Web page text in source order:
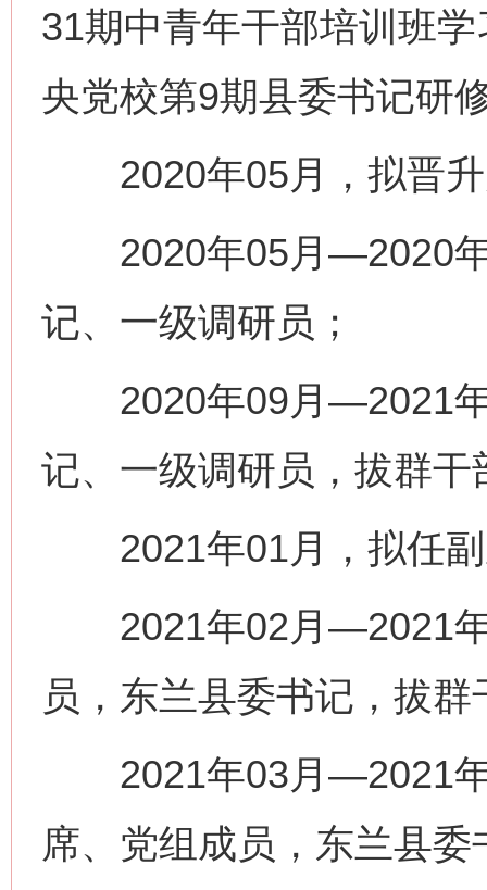
31期中青年干部培训班
央党校第9期县委书记研
2020年05月，拟晋升
2020年05月—2020年
记、一级调研员；
2020年09月—2021年
记、一级调研员，拔群
2021年01月，拟任副
2021年02月—2021年
员，东兰县委书记，拔
2021年03月—2021年
席、党组成员，东兰县